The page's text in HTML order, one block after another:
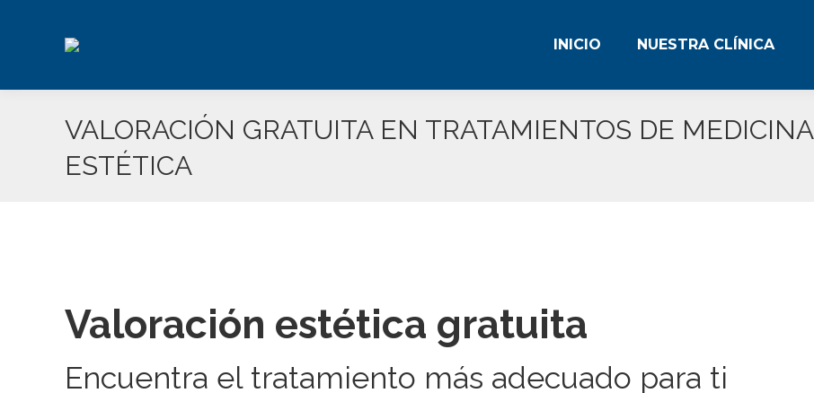
INICIO NUESTRA CLÍNICA
VALORACIÓN GRATUITA EN TRATAMIENTOS DE MEDICINA
ESTÉTICA
Valoración estética gratuita
Encuentra el tratamiento más adecuado para ti